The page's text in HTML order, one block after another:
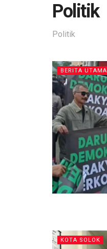
Politik
Politik
BERITA UTAMA
KOTA SOLOK